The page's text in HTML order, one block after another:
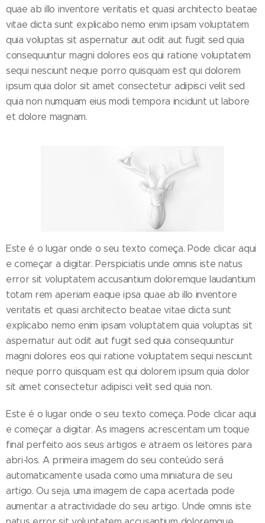
quae ab illo inventore veritatis et quasi architecto beatae
vitae dicta sunt explicabo nemo enim ipsam voluptatem
quia voluptas sit aspernatur aut odit aut fugit sed quia
consequuntur magni dolores eos qui ratione voluptatem
sequi nesciunt neque porro quisquam est qui dolorem
ipsum quia dolor sit amet consectetur adipisci velit sed
quia non numquam eius modi tempora incidunt ut labore
et dolore magnam.
Este é o lugar onde o seu texto começa. Pode clicar aqui
e começar a digitar. Perspiciatis unde omnis iste natus
error sit voluptatem accusantium doloremque laudantium
totam rem aperiam eaque ipsa quae ab illo inventore
veritatis et quasi architecto beatae vitae dicta sunt
explicabo nemo enim ipsam voluptatem quia voluptas sit
aspernatur aut odit aut fugit sed quia consequuntur
magni dolores eos qui ratione voluptatem sequi nesciunt
neque porro quisquam est qui dolorem ipsum quia dolor
sit amet consectetur adipisci velit sed quia non.
Este é o lugar onde o seu texto começa. Pode clicar aqui
e começar a digitar. As imagens acrescentam um toque
final perfeito aos seus artigos e atraem os leitores para
abri-los. A primeira imagem do seu conteúdo será
automaticamente usada como uma miniatura de seu
artigo. Ou seja, uma imagem de capa acertada pode
aumentar a atractividade do seu artigo. Unde omnis iste